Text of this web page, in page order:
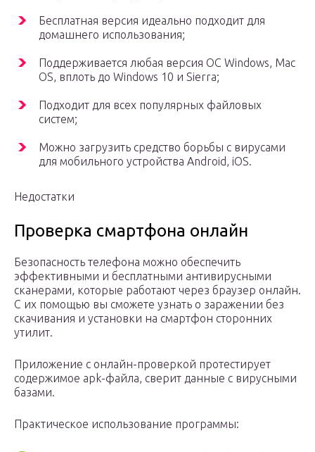
Бесплатная версия идеально подходит для
домашнего использования;
Поддерживается любая версия ОС Windows, Mac
OS, вплоть до Windows 10 и Sierra;
Подходит для всех популярных файловых
систем;
Можно загрузить средство борьбы с вирусами
для мобильного устройства Android, iOS.
Недостатки
Проверка смартфона онлайн
Безопасность телефона можно обеспечить
эффективными и бесплатными антивирусными
сканерами, которые работают через браузер онлайн.
С их помощью вы сможете узнать о заражении без
скачивания и установки на смартфон сторонних
утилит.
Приложение с онлайн-проверкой протестирует
содержимое apk-файла, сверит данные с вирусными
базами.
Практическое использование программы: